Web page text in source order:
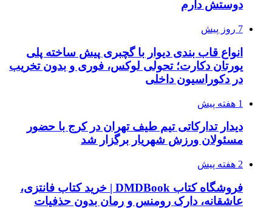
دوستش دارم
7 روز پیش
انواع قاب بندی دیوار با گچبری پیش ساخته پلی
یورتان دکارت؛ تحولی لوکس، فوری و بدون تخریب
در دکوراسیون داخلی
1 هفته پیش
دیدار تدارکاتی تیم طیف تهران در کرج با حضور
مسئولان ورزش شهریار برگزار شد
2 هفته پیش
فروشگاه کتاب DMDBook | خرید کتاب فانتزی،
عاشقانه، دارک رومنس و رمان بدون حذفیات